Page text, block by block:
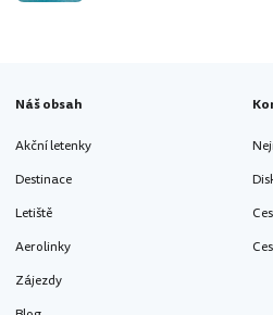
Náš obsah
Akční letenky
Destinace
Letiště
Aerolinky
Zájezdy